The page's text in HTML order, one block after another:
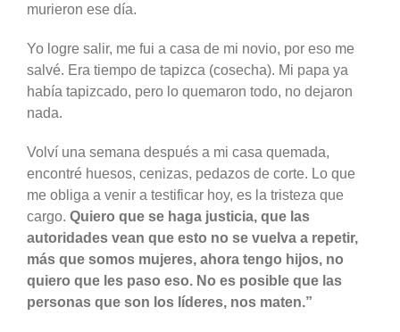
murieron ese día.
Yo logre salir, me fui a casa de mi novio, por eso me
salvé. Era tiempo de tapizca (cosecha). Mi papa ya
había tapizcado, pero lo quemaron todo, no dejaron
nada.
Volví una semana después a mi casa quemada,
encontré huesos, cenizas, pedazos de corte. Lo que
me obliga a venir a testificar hoy, es la tristeza que
cargo. Quiero que se haga justicia, que las
autoridades vean que esto no se vuelva a repetir,
más que somos mujeres, ahora tengo hijos, no
quiero que les paso eso. No es posible que las
personas que son los líderes, nos maten.”